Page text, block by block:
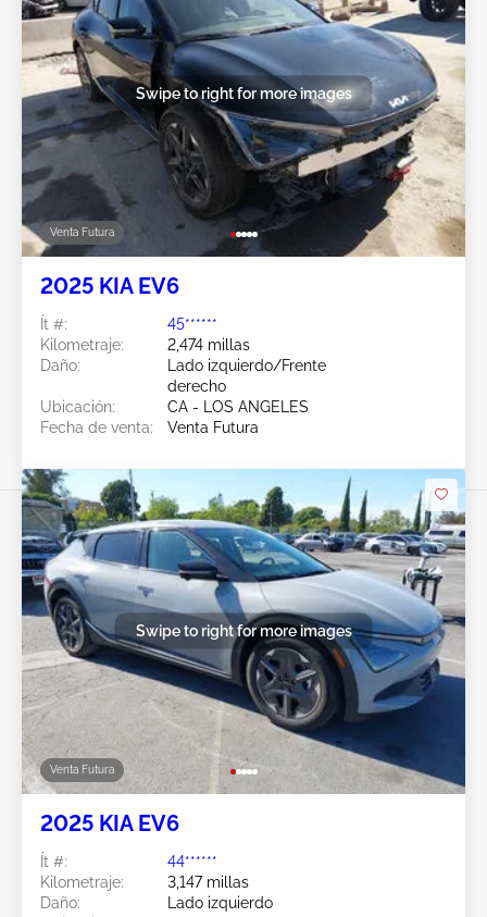
Venta Futura
Swipe to right for more images
2025 KIA EV6
Ít #:
45******
Kilometraje:
2,474 millas
Daño:
Lado izquierdo/Frente
derecho
Ubicación:
CA - LOS ANGELES
Fecha de venta:
Venta Futura
Venta Futura
Swipe to right for more images
2025 KIA EV6
Ít #:
44******
Kilometraje:
3,147 millas
Daño:
Lado izquierdo